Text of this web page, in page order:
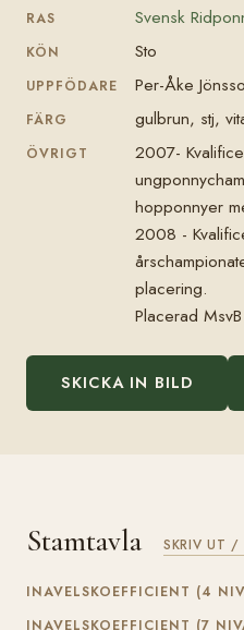
RAS Svensk
KÖN Sto
UPPFÖDARE Per-Åke
FÄRG gulbrun, stj,
ÖVRIGT
2007-
hopponnyer
2008 -
placering.
Placerad
SKICKA IN BILD
Stamtavla SKRIV UT /
INAVELSKOEFFICIENT (4
INAVELSKOEFFICIENT (7